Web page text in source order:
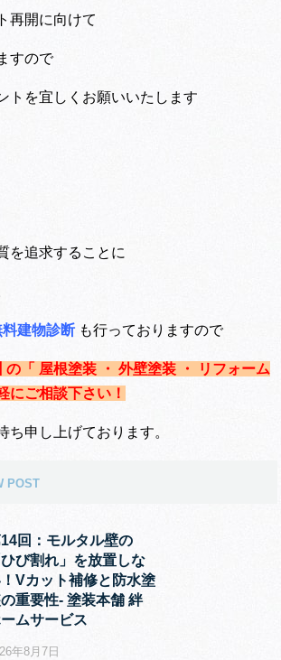
再開に向けて
すので
トを宜しくお願いいたします
を追求することに
料建物診断 も行っておりますので
の「 屋根塗装 ・ 外壁塗装 ・ リフォーム
にご相談下さい！
ち申し上げております。
POST
回：モルタル壁の
ひび割れ」を放置しな
Vカット補修と防水塗
重要性‐ 塗装本舗 絆
ムサービス
年8月7日